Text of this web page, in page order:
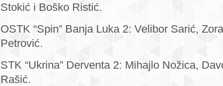
Stokić i Boško Ristić.
OSTK “Spin” Banja Luka 2: Velibor Sarić,
Petrović.
STK “Ukrina” Derventa 2: Mihajlo Nožica,
Rašić.